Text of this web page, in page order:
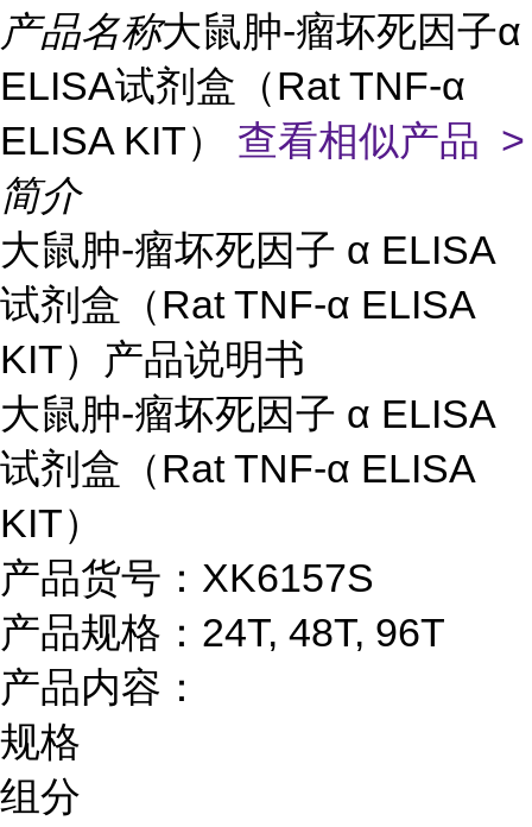
产品名称大鼠肿-瘤坏死因子α
ELISA试剂盒（Rat TNF-α
ELISA KIT） 查看相似产品 >
简介
大鼠肿-瘤坏死因子 α ELISA
试剂盒（Rat TNF-α ELISA
KIT）产品说明书
大鼠肿-瘤坏死因子 α ELISA
试剂盒（Rat TNF-α ELISA
KIT）
产品货号：XK6157S
产品规格：24T, 48T, 96T
产品内容：
规格
组分